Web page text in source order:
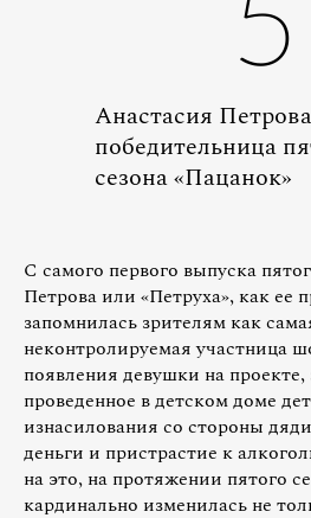
5
Анастасия
победительница
сезона «Пацанок»
С самого первого выпуска
Петрова или «Петруха», как ее
запомнилась зрителям как
неконтролируемая участница
появления девушки на
проведенное в детском доме
изнасилования со стороны
деньги и пристрастие к
на это, на протяжении пятого
кардинально изменилась не